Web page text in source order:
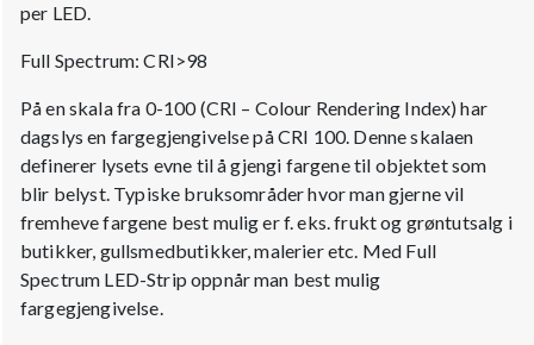
per LED.
Full Spectrum: CRI>98
På en skala fra 0-100 (CRI – Colour Rendering Index) har
dagslys en fargegjengivelse på CRI 100. Denne skalaen
definerer lysets evne til å gjengi fargene til objektet som
blir belyst. Typiske bruksområder hvor man gjerne vil
fremheve fargene best mulig er f. eks. frukt og grøntutsalg i
butikker, gullsmedbutikker, malerier etc. Med Full
Spectrum LED-Strip oppnår man best mulig
fargegjengivelse.